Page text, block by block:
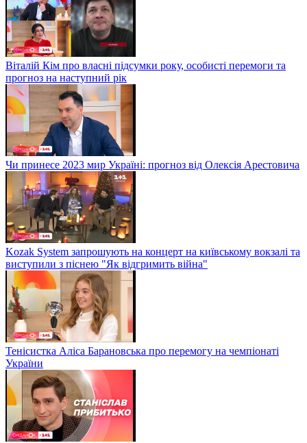
Віталій Кім про власні підсумки року, особисті перемоги та
прогноз на наступний рік
Чи принесе 2023 мир Україні: прогноз від Олексія Арестовича
Kozak System запрошують на концерт на київському вокзалі та
виступили з піснею "Як відгримить війна"
Тенісистка Аліса Барановська про перемогу на чемпіонаті
України